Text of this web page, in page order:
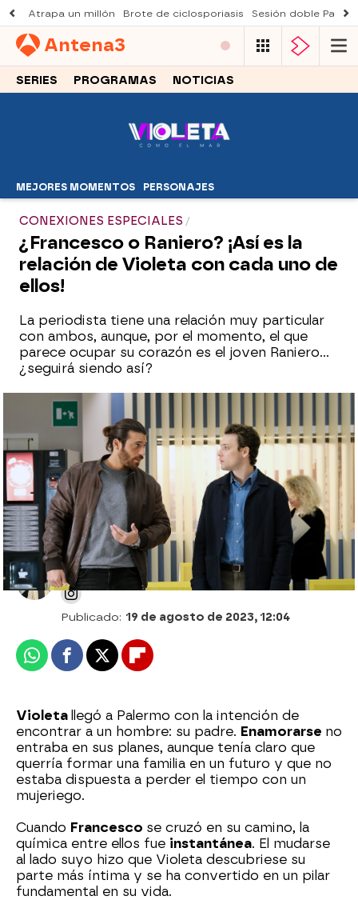
Atrapa un millón Brote de ciclosporiasis Sesión doble
Antena3
SERIES PROGRAMAS NOTICIAS
MEJORES MOMENTOS PERSONAJES
CONEXIONES ESPECIALES
¿Francesco o Raniero? ¡Así es la
relación de Violeta con cada uno de
ellos!
La periodista tiene una relación muy particular
con ambos, aunque, por el momento, el que
parece ocupar su corazón es el joven Raniero…
¿seguirá siendo así?
Francesco sorprende a Violeta con un
cambio de actitud: “Raniero tiene mucha
Patri Bea
Publicado: 19 de agosto de 2023, 12:04
WhatsappFacebook
X Flipboard
Violeta llegó a Palermo con la intención de
encontrar a un hombre: su padre. Enamorarse no
entraba en sus planes, aunque tenía claro que
querría formar una familia en un futuro y que no
estaba dispuesta a perder el tiempo con un
mujeriego.
Cuando Francesco se cruzó en su camino, la
química entre ellos fue instantánea. El mudarse
al lado suyo hizo que Violeta descubriese su
parte más íntima y se ha convertido en un pilar
fundamental en su vida.